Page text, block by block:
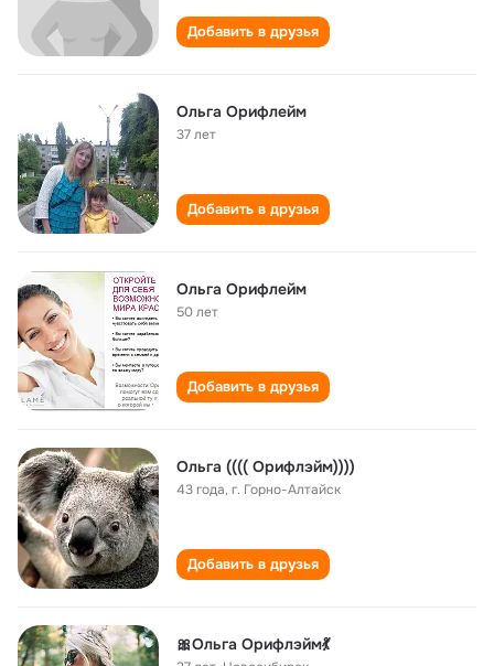
Добавить в друзья
Ольга Орифлейм
37 лет
Добавить в друзья
Ольга Орифлейм
50 лет
Добавить в друзья
Ольга (((( Орифлэйм))))
43 года,г. Горно-Алтайск
Добавить в друзья
🎀Ольга Орифлэйм💃